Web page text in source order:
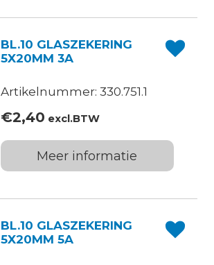
BL.10 GLASZEKERING
5X20MM 3A
Artikelnummer: 330.751.1
€2,40 excl.BTW
Meer informatie
BL.10 GLASZEKERING
5X20MM 5A